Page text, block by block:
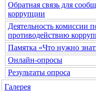
Обратная связь для
коррупции
Деятельность комиссии
противодействию
Памятка «Что нужно
Онлайн-опросы
Результаты опроса
Галерея